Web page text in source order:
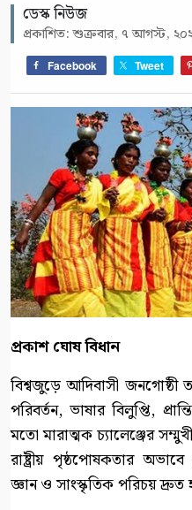
ডেস্ক নিউজ
প্রকাশিত: শুক্রবার, ৭ আগস্ট,
Facebook Tweet
প্রকাশ ঘোষ বিধান
বিশ্বজুড়ে আদিবাসী
পরিবর্তন, ভাষার বিলুপ্তি,
মতো মারাত্মক চ্যালেঞ্জের
রাষ্ট্রীয় পৃষ্ঠপোষকতার
জ্ঞান ও সাংস্কৃতিক পরিচয় দ্রুত